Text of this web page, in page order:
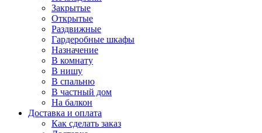
Закрытые
Открытые
Раздвижные
Гардеробные шкафы
Назначение
В комнату
В нишу
В спальню
В частный дом
На балкон
Доставка и оплата
Как сделать заказ